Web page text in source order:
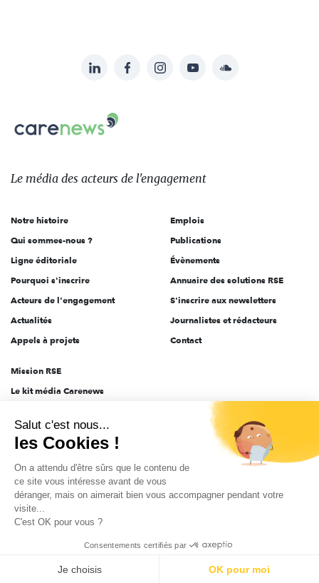
sur:
LinkedInFacebookInstagramYouTubeSoundcloud
Le
des
l'engagement
Le média des acteurs de l'engagement
Notre histoire
Qui sommes-nous ?
Ligne éditoriale
Pourquoi s'inscrire
Acteurs de l'engagement
Actualités
Appels à projets
Emplois
Publications
Évènements
Annuaire des solutions RSE
S'inscrire aux newsletters
Journalistes et rédacteurs
Contact
Mission RSE
Le kit média Carenews
AEF info
Novethic
PRODURABLE
Inclusiv Day
Données personnelles Mentions légales 2025-2026 Tout droits réservés
Salut c'est nous...
les Cookies !
On a attendu d'être sûrs que le contenu de
ce site vous intéresse avant de vous
déranger, mais on aimerait bien vous accompagner pendant votre
visite...
C'est OK pour vous ?
Consentements certifiés par
Je choisis OK pour moi